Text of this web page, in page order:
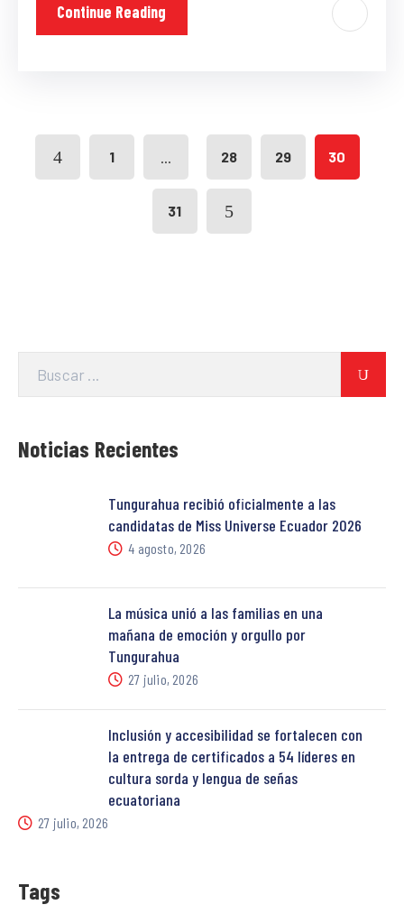
Continue Reading
1 28 29 30
31
Noticias Recientes
Tungurahua recibió oficialmente a las
candidatas de Miss Universe Ecuador 2026
4 agosto, 2026
La música unió a las familias en una
mañana de emoción y orgullo por
Tungurahua
27 julio, 2026
Inclusión y accesibilidad se fortalecen con
la entrega de certificados a 54 líderes en
cultura sorda y lengua de señas
ecuatoriana
27 julio, 2026
Tags